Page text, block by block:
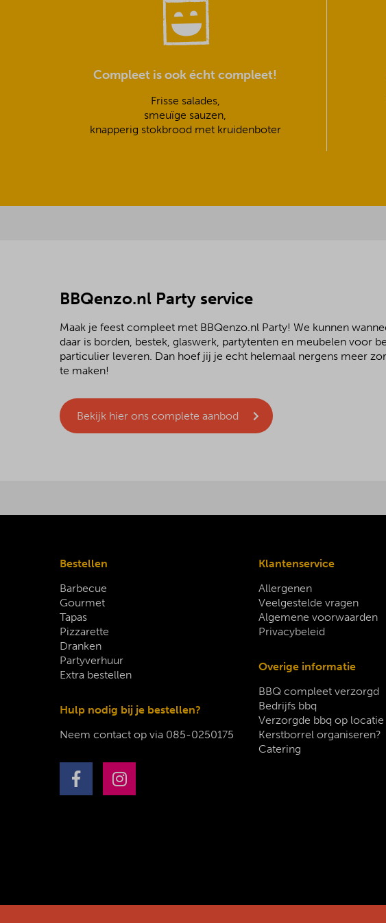
Compleet is ook écht compleet!
Frisse salades,
smeuïge sauzen,
knapperig stokbrood met kruidenboter
BBQenzo.nl Party service
Maak je feest compleet met BBQenzo.nl Party! We kunnen
daar is borden, bestek, glaswerk, partytenten en meubelen voor
particulier leveren. Dan hoef jij je echt helemaal nergens meer
te maken!
Bekijk hier ons complete aanbod
Bestellen
Barbecue
Gourmet
Tapas
Pizzarette
Dranken
Partyverhuur
Extra bestellen
Hulp nodig bij je bestellen?
Neem contact op via 085-0250175
Klantenservice
Allergenen
Veelgestelde vragen
Algemene voorwaarden
Privacybeleid
Overige informatie
BBQ compleet verzorgd
Bedrijfs bbq
Verzorgde bbq op locatie
Kerstborrel organiseren?
Catering